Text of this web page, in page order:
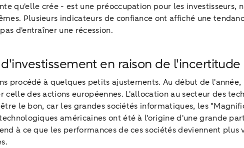
qu'elle crée - est une préoccupation pour les investisseurs,
Plusieurs indicateurs de confiance ont affiché une
d'entraîner une récession.
en raison de l'incertitude
procédé à quelques petits ajustements. Au début de
des actions européennes. L'allocation au secteur des
le bon, car les grandes sociétés informatiques, les
américaines ont été à l'origine d'une grande
à ce que les performances de ces sociétés deviennent